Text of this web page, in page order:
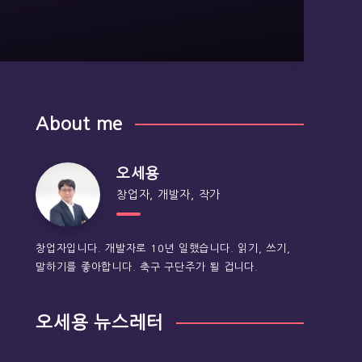
About me
오세용
창업자, 개발자, 작가
창업자입니다. 개발자로 10년 일했습니다. 읽기, 쓰기,
말하기를 좋아합니다. 축구 구단주가 될 겁니다.
오세용 뉴스레터